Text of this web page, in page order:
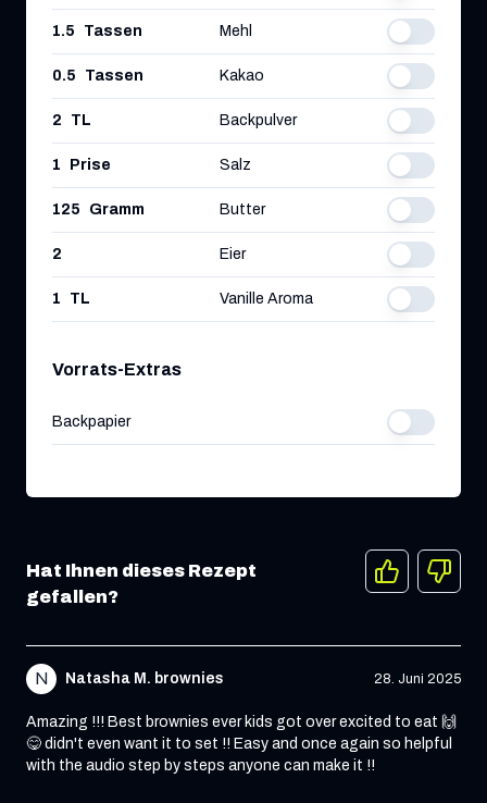
1.5 Tassen Mehl
0.5 Tassen Kakao
2 TL Backpulver
1 Prise Salz
125 Gramm Butter
2 Eier
1 TL Vanille Aroma
Vorrats-Extras
Backpapier
Hat Ihnen dieses Rezept
gefallen?
N Natasha M. brownies 28. Juni 2025
Amazing !!! Best brownies ever kids got over excited to eat 🙌
😋 didn't even want it to set !! Easy and once again so helpful
with the audio step by steps anyone can make it !!